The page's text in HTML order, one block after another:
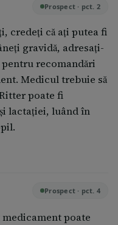
Prospect · pct. 2
credeţi că aţi putea fi
gravidă, adresaţi-
recomandări
Medicul trebuie să
poate fi
lactaţiei, luând în
Prospect · pct. 4
poate